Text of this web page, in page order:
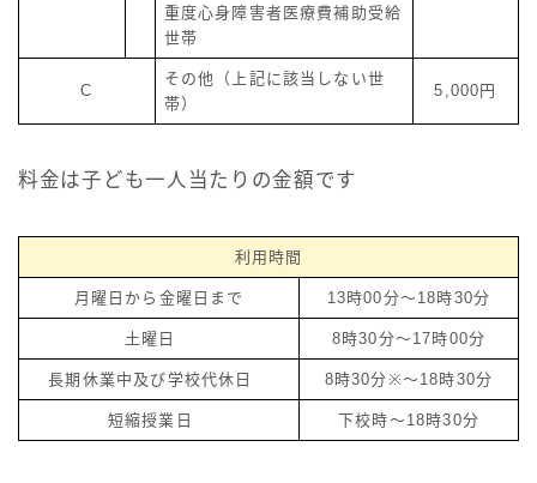
重度心身障害者医療費補助受給
世帯
C
その他（上記に該当しない世
帯）
5,000円
料金は子ども一人当たりの金額です
利用時間
月曜日から金曜日まで 13時00分～18時30分
土曜日 8時30分～17時00分
長期休業中及び学校代休日 8時30分※～18時30分
短縮授業日 下校時～18時30分